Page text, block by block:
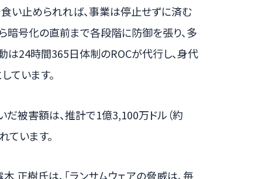
い止められれば、事業は停止せずに済む
暗号化の直前まで各段階に防御を張り、多
は24時間365日体制のROCが代行し、身代
ています。
だ被害額は、推計で1億3,100万ドル（約
ています。
正樹氏は、「ランサムウェアの脅威は、毎